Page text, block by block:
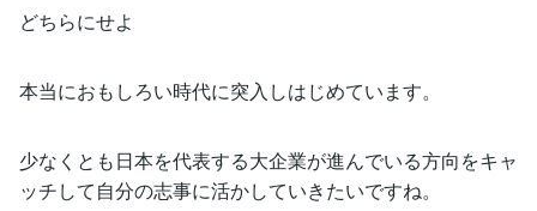
どちらにせよ
本当におもしろい時代に突入しはじめています。
少なくとも日本を代表する大企業が進んでいる方向をキャ
ッチして自分の志事に活かしていきたいですね。